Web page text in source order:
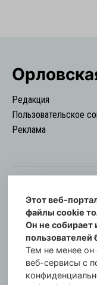
Редакция
Пользовательское
Реклама
©
Орловская
Свидетельство
00254 от 29
Газета
Федеральной
Этот веб-
файлы cookie
Он не собирает
пользователей
Тем не менее
веб-сервисы с